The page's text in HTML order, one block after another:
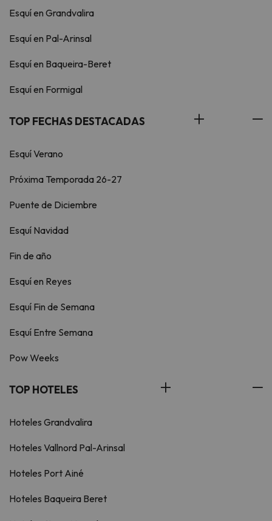
Esquí en Grandvalira
Esquí en Pal-Arinsal
Esquí en Baqueira-Beret
Esquí en Formigal
TOP FECHAS DESTACADAS
Esquí Verano
Próxima Temporada 26-27
Puente de Diciembre
Esquí Navidad
Fin de año
Esquí en Reyes
Esquí Fin de Semana
Esquí Entre Semana
Pow Weeks
TOP HOTELES
Hoteles Grandvalira
Hoteles Vallnord Pal-Arinsal
Hoteles Port Ainé
Hoteles Baqueira Beret